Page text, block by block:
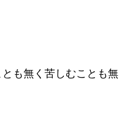
も無く苦しむことも無